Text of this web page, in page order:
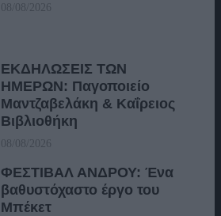
08/08/2026
ΕΚΔΗΛΩΣΕΙΣ ΤΩΝ
ΗΜΕΡΩΝ: Παγοποιείο
Μαντζαβελάκη & Καΐρειος
Βιβλιοθήκη
08/08/2026
ΦΕΣΤΙΒΑΛ ΑΝΔΡΟΥ: Ένα
βαθυστόχαστο έργο του
Μπέκετ